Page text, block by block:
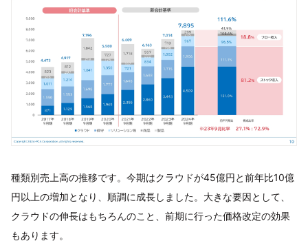
種類別売上高の推移です。今期はクラウドが45億円と前年比10億
円以上の増加となり、順調に成長しました。大きな要因として、
クラウドの伸長はもちろんのこと、前期に行った価格改定の効果
もあります。